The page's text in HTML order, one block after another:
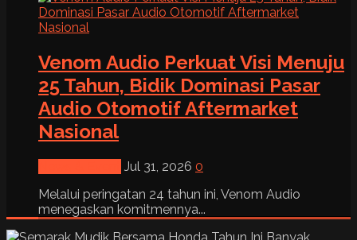
Venom Audio Perkuat Visi Menuju
25 Tahun, Bidik Dominasi Pasar
Audio Otomotif Aftermarket
Nasional
Jul 31, 2026 0
Melalui peringatan 24 tahun ini, Venom Audio
menegaskan komitmennya...